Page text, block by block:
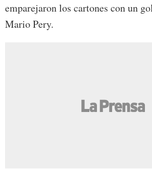
emparejaron los cartones con un
Mario Pery.